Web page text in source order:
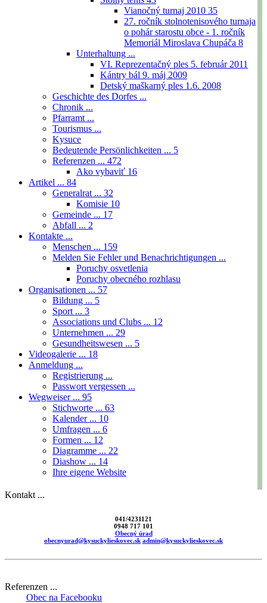
Vianočný turnaj 2010 35
27. ročník stolnotenisového turnaja
o pohár starostu obce - 1. ročník
Memoriál Miroslava Chupáča 8
Unterhaltung ...
VI. Reprezentačný ples 5. február 2011
Kántry bál 9. máj 2009
Detský maškarný ples 1.6. 2008
Geschichte des Dorfes ...
Chronik ...
Pfarramt ...
Tourismus ...
Kysuce
Bedeutende Persönlichkeiten ... 5
Referenzen ... 472
Ako vybaviť 16
Artikel ... 84
Generalrat ... 32
Komisie 10
Gemeinde ... 17
Abfall ... 2
Kontakte ...
Menschen ... 159
Melden Sie Fehler und Benachrichtigungen ...
Poruchy osvetlenia
Poruchy obecného rozhlasu
Organisationen ... 57
Bildung ... 5
Sport ... 3
Associations und Clubs ... 12
Unternehmen ... 29
Gesundheitswesen ... 5
Videogalerie ... 18
Anmeldung ...
Registrierung ...
Passwort vergessen ...
Wegweiser ... 95
Stichworte ... 63
Kalender ... 10
Umfragen ... 6
Formen ... 12
Diagramme ... 22
Diashow ... 14
Ihre eigene Website
Kontakt ...
041/4231121
0948 717 101
Obecný úrad
obecnyurad@kysuckylieskovec.sk admin@kysuckylieskovec.sk
Referenzen ...
Obec na Facebooku